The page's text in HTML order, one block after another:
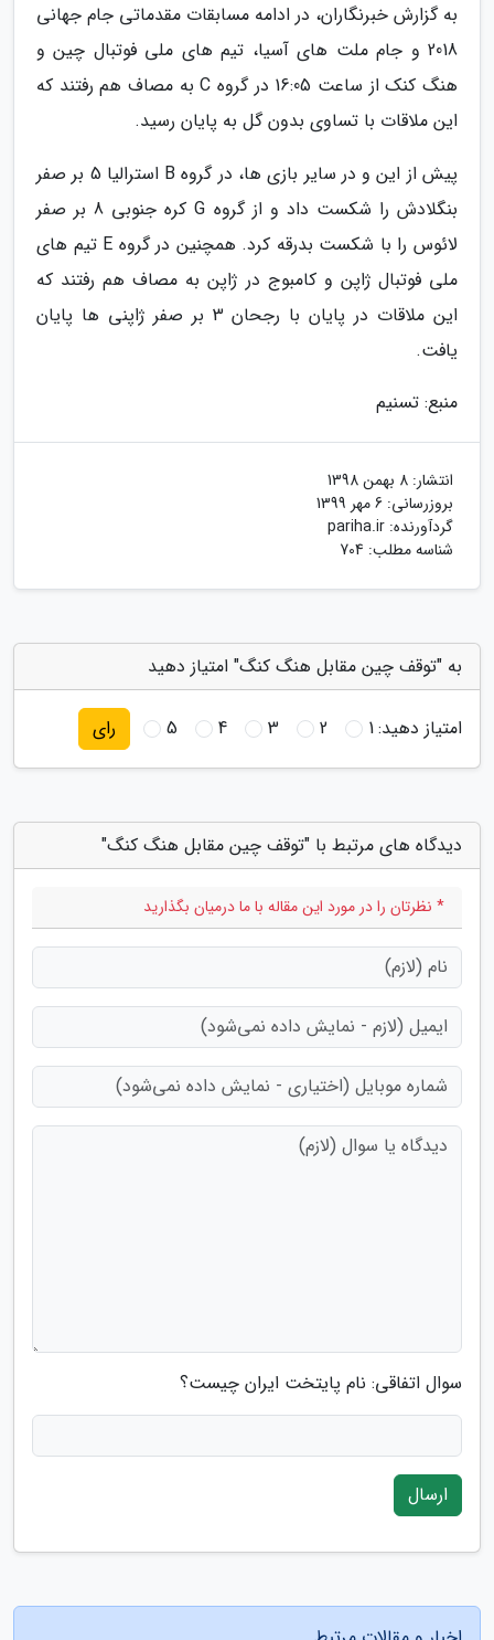
به گزارش خبرنگاران، در ادامه مسابقات مقدماتی جام جهانی
2018 و جام ملت های آسیا، تیم های ملی فوتبال چین و
هنگ کنک از ساعت 16:05 در گروه C به مصاف هم رفتند که
این ملاقات با تساوی بدون گل به پایان رسید.
پیش از این و در سایر بازی ها، در گروه B استرالیا 5 بر صفر
بنگلادش را شکست داد و از گروه G کره جنوبی 8 بر صفر
لائوس را با شکست بدرقه کرد. همچنین در گروه E تیم های
ملی فوتبال ژاپن و کامبوج در ژاپن به مصاف هم رفتند که
این ملاقات در پایان با رجحان 3 بر صفر ژاپنی ها پایان
یافت.
منبع: تسنیم
انتشار: 8 بهمن 1398
بروزرسانی: 6 مهر 1399
گردآورنده: pariha.ir
شناسه مطلب: 704
به "توقف چین مقابل هنگ کنگ" امتیاز دهید
امتیاز دهید:1
2
3
4
5 رای
دیدگاه های مرتبط با "توقف چین مقابل هنگ کنگ"
* نظرتان را در مورد این مقاله با ما درمیان بگذارید
سوال اتفاقی: نام پایتخت ایران چیست؟
ارسال